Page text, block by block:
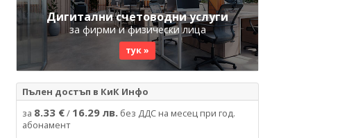
Дигитални счетоводни услуги
за фирми и физически лица
тук »
Пълен достъп в КиК Инфо
за 8.33 €/ 16.29 лв. без ДДС на месец при год.
абонамент